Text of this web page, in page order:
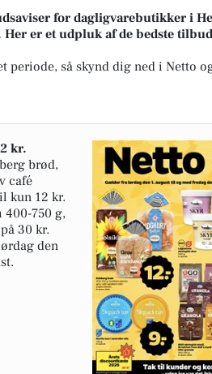
for dagligvarebutikker i
er et udpluk af de bedste
så skynd dig ned i Netto
kr.
brød,
café
kun 12 kr.
750 g,
30 kr.
den